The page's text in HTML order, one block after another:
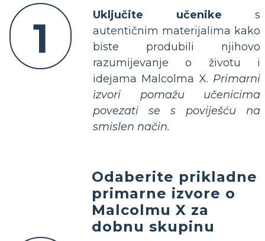
1 Uključite učenike s
autentičnim materijalima kako
biste produbili njihovo
razumijevanje o životu i
idejama Malcolma X. Primarni
izvori pomažu učenicima
povezati se s poviješću na
smislen način.
Odaberite prikladne
primarne izvore o
Malcolmu X za
dobnu skupinu